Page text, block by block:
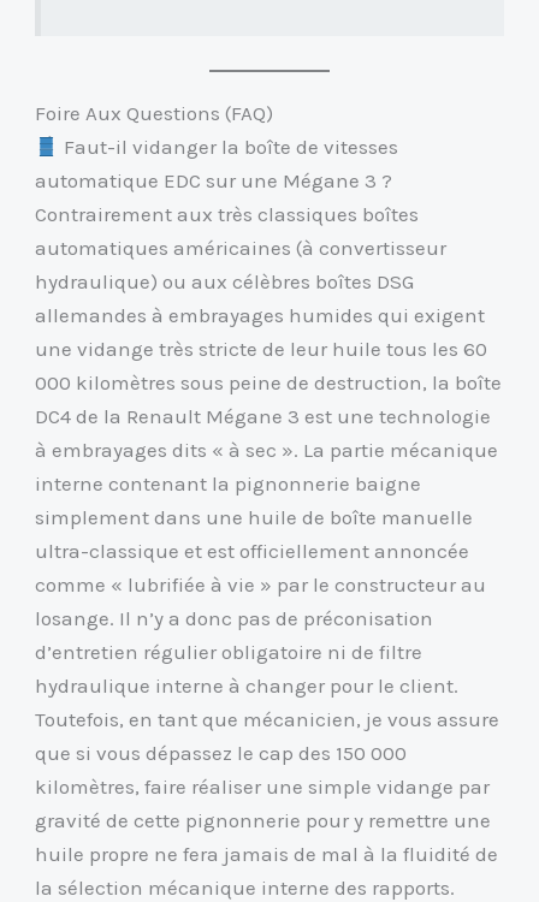
Foire Aux Questions (FAQ)
Faut-il vidanger la boîte de vitesses
automatique EDC sur une Mégane 3 ?
Contrairement aux très classiques boîtes
automatiques américaines (à convertisseur
hydraulique) ou aux célèbres boîtes DSG
allemandes à embrayages humides qui exigent
une vidange très stricte de leur huile tous les 60
000 kilomètres sous peine de destruction, la boîte
DC4 de la Renault Mégane 3 est une technologie
à embrayages dits « à sec ». La partie mécanique
interne contenant la pignonnerie baigne
simplement dans une huile de boîte manuelle
ultra-classique et est officiellement annoncée
comme « lubrifiée à vie » par le constructeur au
losange. Il n’y a donc pas de préconisation
d’entretien régulier obligatoire ni de filtre
hydraulique interne à changer pour le client.
Toutefois, en tant que mécanicien, je vous assure
que si vous dépassez le cap des 150 000
kilomètres, faire réaliser une simple vidange par
gravité de cette pignonnerie pour y remettre une
huile propre ne fera jamais de mal à la fluidité de
la sélection mécanique interne des rapports.